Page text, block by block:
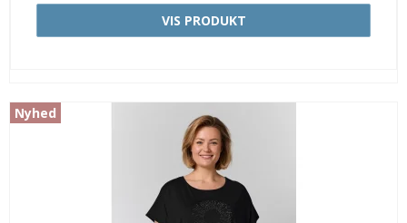
VIS PRODUKT
Nyhed